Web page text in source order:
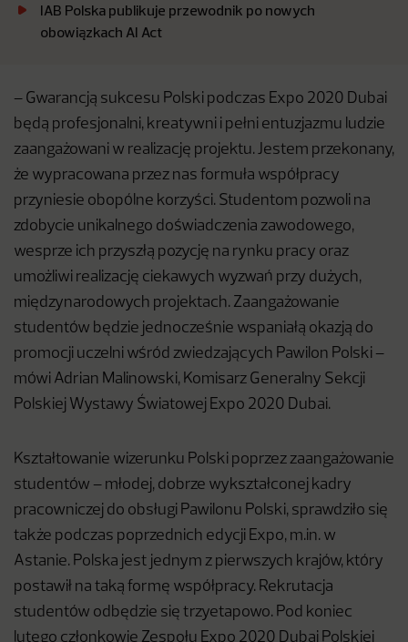
IAB Polska publikuje przewodnik po nowych
obowiązkach AI Act
– Gwarancją sukcesu Polski podczas Expo 2020 Dubai
będą profesjonalni, kreatywni i pełni entuzjazmu ludzie
zaangażowani w realizację projektu. Jestem przekonany,
że wypracowana przez nas formuła współpracy
przyniesie obopólne korzyści. Studentom pozwoli na
zdobycie unikalnego doświadczenia zawodowego,
wesprze ich przyszłą pozycję na rynku pracy oraz
umożliwi realizację ciekawych wyzwań przy dużych,
międzynarodowych projektach. Zaangażowanie
studentów będzie jednocześnie wspaniałą okazją do
promocji uczelni wśród zwiedzających Pawilon Polski –
mówi Adrian Malinowski, Komisarz Generalny Sekcji
Polskiej Wystawy Światowej Expo 2020 Dubai.
Kształtowanie wizerunku Polski poprzez zaangażowanie
studentów – młodej, dobrze wykształconej kadry
pracowniczej do obsługi Pawilonu Polski, sprawdziło się
także podczas poprzednich edycji Expo, m.in. w
Astanie. Polska jest jednym z pierwszych krajów, który
postawił na taką formę współpracy. Rekrutacja
studentów odbędzie się trzyetapowo. Pod koniec
lutego członkowie Zespołu Expo 2020 Dubai Polskiej